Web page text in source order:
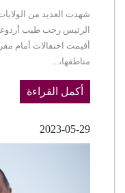
شهدت العديد من
الرئيس رجب طيب
أقيمت احتفالات أمام
مناطقها،...
أكمل القراءة
2023-05-29